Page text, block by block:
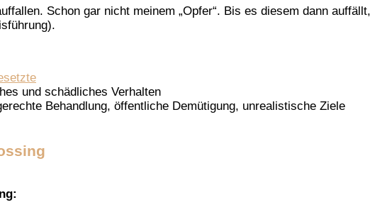
Schon gar nicht meinem „Opfer“. Bis es diesem dann
und schädliches Verhalten
Behandlung, öffentliche Demütigung, unrealistische Ziele